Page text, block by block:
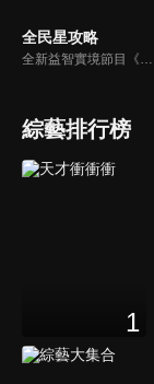
全民星攻略
全新益智實境節目《全民星攻略》，由館長曾國城擔任把關者，考驗著每個來挑戰九宮格益智遊戲藝人明星。想要攻略九宮格關卡，透過創意聯想、邏輯推理、理想分析，才有機會獲取智慧星幣，帶走夢幻大獎。
綜藝排行榜
1